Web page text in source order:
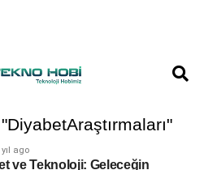
yıl ago
ve Teknoloji: Geleceğin